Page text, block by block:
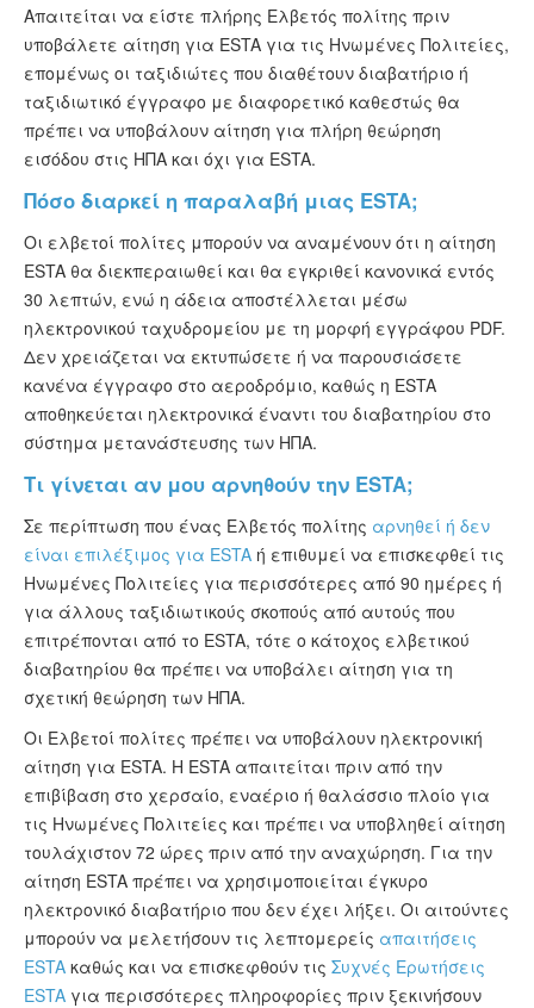
Απαιτείται να είστε πλήρης Ελβετός πολίτης πριν
υποβάλετε αίτηση για ESTA για τις Ηνωμένες Πολιτείες,
επομένως οι ταξιδιώτες που διαθέτουν διαβατήριο ή
ταξιδιωτικό έγγραφο με διαφορετικό καθεστώς θα
πρέπει να υποβάλουν αίτηση για πλήρη θεώρηση
εισόδου στις ΗΠΑ και όχι για ESTA.
Πόσο διαρκεί η παραλαβή μιας ESTA;
Οι ελβετοί πολίτες μπορούν να αναμένουν ότι η αίτηση
ESTA θα διεκπεραιωθεί και θα εγκριθεί κανονικά εντός
30 λεπτών, ενώ η άδεια αποστέλλεται μέσω
ηλεκτρονικού ταχυδρομείου με τη μορφή εγγράφου PDF.
Δεν χρειάζεται να εκτυπώσετε ή να παρουσιάσετε
κανένα έγγραφο στο αεροδρόμιο, καθώς η ESTA
αποθηκεύεται ηλεκτρονικά έναντι του διαβατηρίου στο
σύστημα μετανάστευσης των ΗΠΑ.
Τι γίνεται αν μου αρνηθούν την ESTA;
Σε περίπτωση που ένας Ελβετός πολίτης αρνηθεί ή δεν
είναι επιλέξιμος για ESTA ή επιθυμεί να επισκεφθεί τις
Ηνωμένες Πολιτείες για περισσότερες από 90 ημέρες ή
για άλλους ταξιδιωτικούς σκοπούς από αυτούς που
επιτρέπονται από το ESTA, τότε ο κάτοχος ελβετικού
διαβατηρίου θα πρέπει να υποβάλει αίτηση για τη
σχετική θεώρηση των ΗΠΑ.
Οι Ελβετοί πολίτες πρέπει να υποβάλουν ηλεκτρονική
αίτηση για ESTA. Η ESTA απαιτείται πριν από την
επιβίβαση στο χερσαίο, εναέριο ή θαλάσσιο πλοίο για
τις Ηνωμένες Πολιτείες και πρέπει να υποβληθεί αίτηση
τουλάχιστον 72 ώρες πριν από την αναχώρηση. Για την
αίτηση ESTA πρέπει να χρησιμοποιείται έγκυρο
ηλεκτρονικό διαβατήριο που δεν έχει λήξει. Οι αιτούντες
μπορούν να μελετήσουν τις λεπτομερείς απαιτήσεις
ESTA καθώς και να επισκεφθούν τις Συχνές Ερωτήσεις
ESTA για περισσότερες πληροφορίες πριν ξεκινήσουν